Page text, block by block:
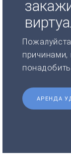
АРЕНДА